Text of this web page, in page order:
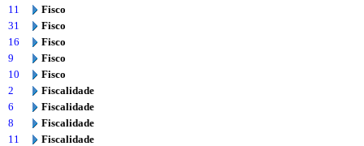
11
Fisco
31
Fisco
16
Fisco
9
Fisco
10
Fisco
2
Fiscalidade
6
Fiscalidade
8
Fiscalidade
11
Fiscalidade